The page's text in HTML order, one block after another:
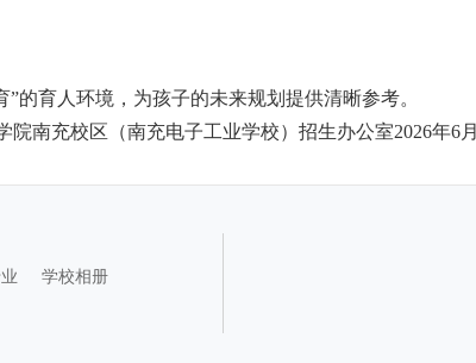
的育人环境，为孩子的未来规划提供清晰参考。
院南充校区（南充电子工业学校）招生办公室2026年6月
学校相册